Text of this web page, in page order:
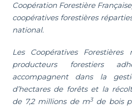
Coopération Forestière
coopératives forestières
national.
Les Coopératives Forestières
producteurs forestiers
accompagnent dans la
d’hectares de forêts et la
de 7,2 millions de m3de bois